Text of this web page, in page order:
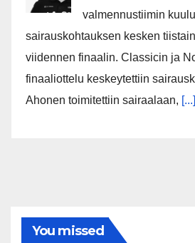
valmennustiimin
sairauskohtauksen kesken
viidennen finaalin. Classicin ja
finaaliottelu keskeytettiin
Ahonen toimitettiin sairaalaan, [...]
You missed